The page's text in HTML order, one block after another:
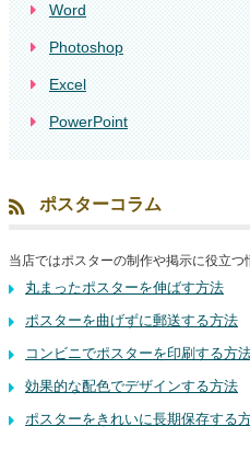
Word
Photoshop
Excel
PowerPoint
ポスターコラム
当店ではポスターの制作や掲示に役立つ
丸まったポスターを伸ばす方法
ポスターを曲げずに郵送する方法
コンビニでポスターを印刷する方
効果的な配色でデザインする方法
ポスターをきれいに長期保存する